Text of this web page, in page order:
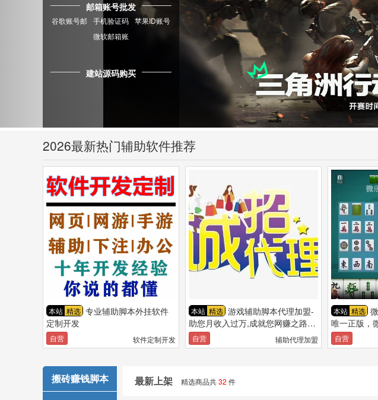
邮箱账号批发
谷歌账号邮 手机验证码 苹果ID账号
微软邮箱账
建站源码购买
2026最新热门辅助软件推荐
本站 精选 专业辅助脚本外挂软件
定制开发
自营 软件定制开发
本站 精选 游戏辅助脚本代理加盟-
助您月收入过万,成就您网赚之路！
请您相信我们是最专业的。
自营 辅助代理加盟
本站 精选
唯一正版，
支持安卓和
自营
搬砖赚钱脚本 最新上架 精选商品共32 件